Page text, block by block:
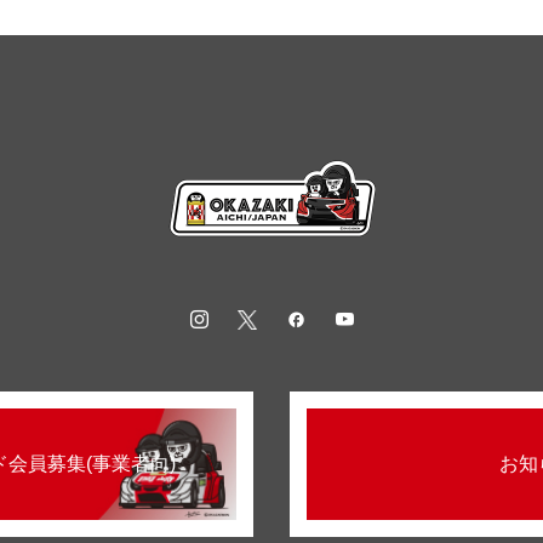
会員募集(事業者向) お知